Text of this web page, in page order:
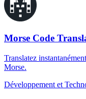
Morse Code
Translatez
Morse.
Développement et